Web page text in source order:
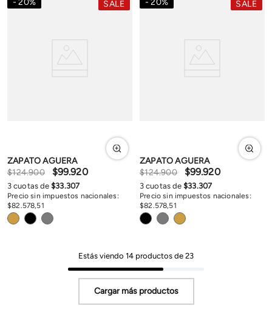
20% SALE
ZAPATO AGUERA
$124.900 $99.920
Precio sin impuestos nacionales:
$82 578,51
3 cuotas de$33.307
20% SALE
ZAPATO AGUERA
$124.900 $99.920
Precio sin impuestos nacionales:
$82 578,51
3 cuotas de$33.307
Estás viendo 14 productos de 23